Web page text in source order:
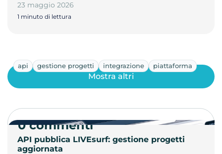
23 maggio 2026
1 minuto di lettura
api gestione progetti integrazione piattaforma
API pubblica LIVEsurf: gestione progetti
aggiornata
Mostra altri
0 commenti